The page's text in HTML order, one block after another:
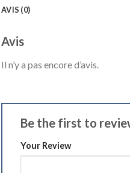
AVIS (0)
Avis
Il n’y a pas encore d’avis.
Be the first to
Your Review